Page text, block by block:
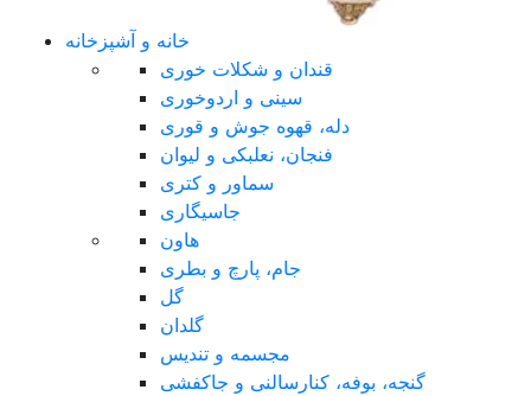
خانه و آشپزخانه
قندان و شکلات خوری
سینی و اردوخوری
دله، قهوه جوش و قوری
فنجان، نعلبکی و لیوان
سماور و کتری
جاسیگاری
هاون
جام، پارچ و بطری
گل
گلدان
مجسمه و تندیس
گنجه، بوفه، کنارسالنی و جاکفشی